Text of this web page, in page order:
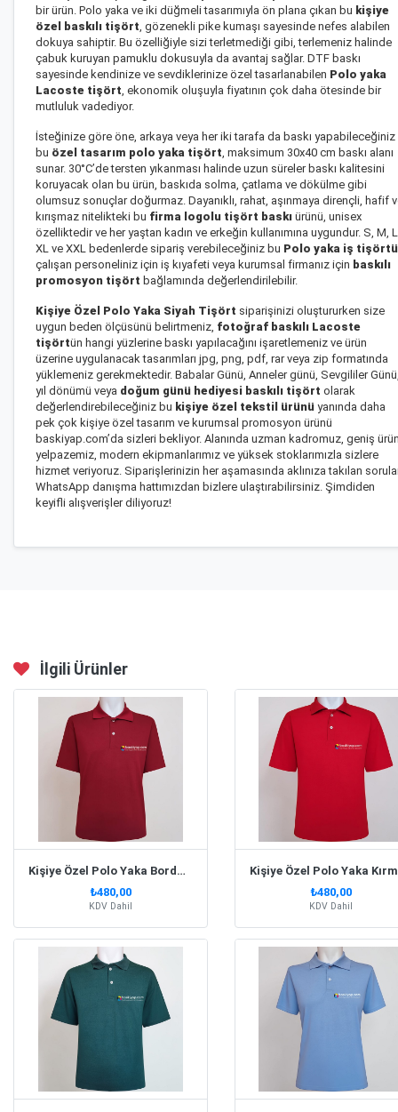
bir ürün. Polo yaka ve iki düğmeli tasarımıyla ön plana çıkan bu kişiye
özel baskılı tişört , gözenekli pike kumaşı sayesinde nefes alabilen
dokuya sahiptir. Bu özelliğiyle sizi terletmediği gibi, terlemeniz halinde
çabuk kuruyan pamuklu dokusuyla da avantaj sağlar. DTF baskı
sayesinde kendinize ve sevdiklerinize özel tasarlanabilen Polo yaka
Lacoste tişört , ekonomik oluşuyla fiyatının çok daha ötesinde bir
mutluluk vadediyor.
İsteğinize göre öne, arkaya veya her iki tarafa da baskı yapabileceğiniz
bu özel tasarım polo yaka tişört , maksimum 30x40 cm baskı alanı
sunar. 30°C’de tersten yıkanması halinde uzun süreler baskı kalitesini
koruyacak olan bu ürün, baskıda solma, çatlama ve dökülme gibi
olumsuz sonuçlar doğurmaz. Dayanıklı, rahat, aşınmaya dirençli, hafif
kırışmaz nitelikteki bu firma logolu tişört baskı ürünü, unisex
özelliktedir ve her yaştan kadın ve erkeğin kullanımına uygundur. S, M,
XL ve XXL bedenlerde sipariş verebileceğiniz bu Polo yaka iş tişörtü
çalışan personeliniz için iş kıyafeti veya kurumsal firmanız için baskılı
promosyon tişört bağlamında değerlendirilebilir.
Kişiye Özel Polo Yaka Siyah Tişört siparişinizi oluştururken size
uygun beden ölçüsünü belirtmeniz, fotoğraf baskılı Lacoste
tişörtün hangi yüzlerine baskı yapılacağını işaretlemeniz ve ürün
üzerine uygulanacak tasarımları jpg, png, pdf, rar veya zip formatında
yüklemeniz gerekmektedir. Babalar Günü, Anneler günü, Sevgililer
yıl dönümü veya doğum günü hediyesi baskılı tişört olarak
değerlendirebileceğiniz bu kişiye özel tekstil ürünü yanında daha
pek çok kişiye özel tasarım ve kurumsal promosyon ürünü
baskiyap.com’da sizleri bekliyor. Alanında uzman kadromuz, geniş
yelpazemiz, modern ekipmanlarımız ve yüksek stoklarımızla sizlere
hizmet veriyoruz. Siparişlerinizin her aşamasında aklınıza takılan
WhatsApp danışma hattımızdan bizlere ulaştırabilirsiniz. Şimdiden
keyifli alışverişler diliyoruz!
İlgili Ürünler
Kişiye Özel Polo Yaka Bordo Tişört
₺480,00
KDV Dahil
₺480,00
KDV Dahil